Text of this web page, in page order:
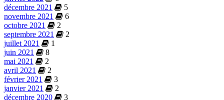
décembre 2021
5
novembre 2021
6
octobre 2021
2
septembre 2021
2
juillet 2021
1
juin 2021
8
mai 2021
2
avril 2021
2
février 2021
3
janvier 2021
2
décembre 2020
3